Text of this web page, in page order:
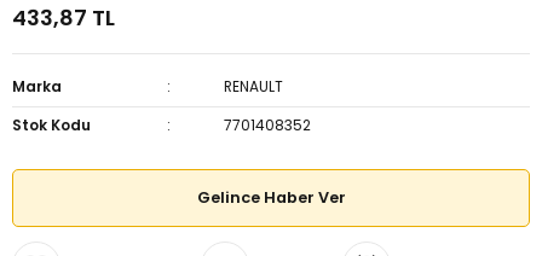
433,87 TL
Marka
RENAULT
Stok Kodu
7701408352
Gelince Haber Ver